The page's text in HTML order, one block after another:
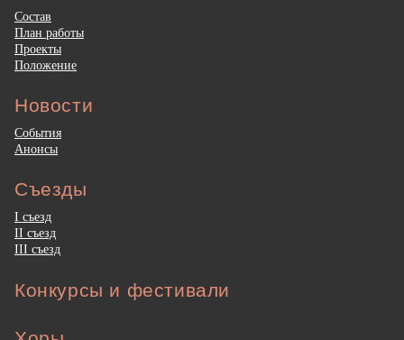
Состав
План работы
Проекты
Положение
Новости
События
Анонсы
Съезды
I съезд
II съезд
III съезд
Конкурсы и фестивали